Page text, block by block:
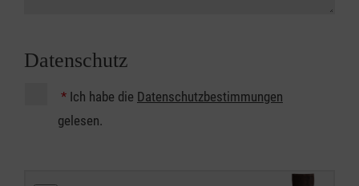
Datenschutz
* Ich habe die Datenschutzbestimmungen
gelesen.